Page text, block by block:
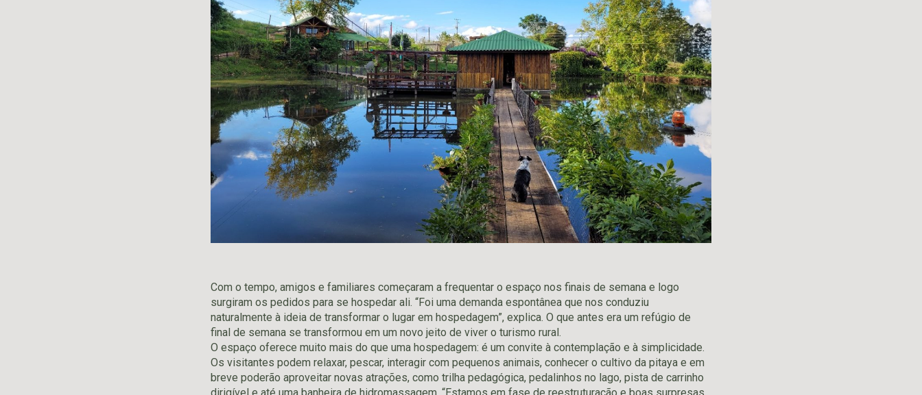
Com o tempo, amigos e familiares começaram a frequentar o espaço nos finais de semana e logo
surgiram os pedidos para se hospedar ali. “Foi uma demanda espontânea que nos conduziu
naturalmente à ideia de transformar o lugar em hospedagem”, explica. O que antes era um refúgio de
final de semana se transformou em um novo jeito de viver o turismo rural.
O espaço oferece muito mais do que uma hospedagem: é um convite à contemplação e à simplicidade.
Os visitantes podem relaxar, pescar, interagir com pequenos animais, conhecer o cultivo da pitaya e em
breve poderão aproveitar novas atrações, como trilha pedagógica, pedalinhos no lago, pista de carrinho
dirigível e até uma banheira de hidromassagem. “Estamos em fase de reestruturação e boas surpresas